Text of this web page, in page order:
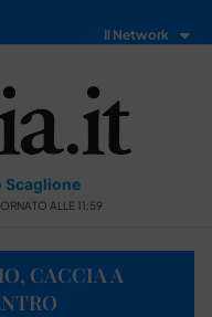
Il Network
Scaglione
ALLE 11:59
CACCIA A